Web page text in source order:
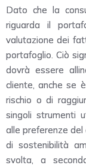
Dato che la
riguarda il
valutazione dei
portafoglio. Ciò
dovrà essere
cliente, anche se
rischio o di
singoli strumenti
alle preferenze
di sostenibilità
svolta, a